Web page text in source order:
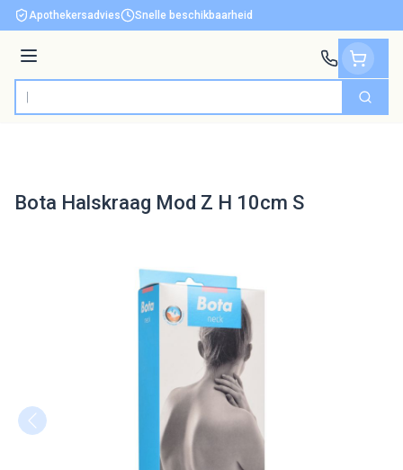
Ga naar de inhoud
Apothekersadvies Snelle beschikbaarheid
Menu
Product, merk, categorie... Zoek
Bota Halskraag Mod Z H 10cm S